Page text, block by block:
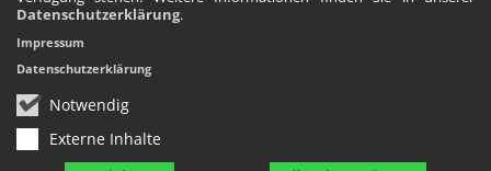
Datenschutzerklärung.
Notwendig
Externe Inhalte
Impressum
Datenschutzerklärung